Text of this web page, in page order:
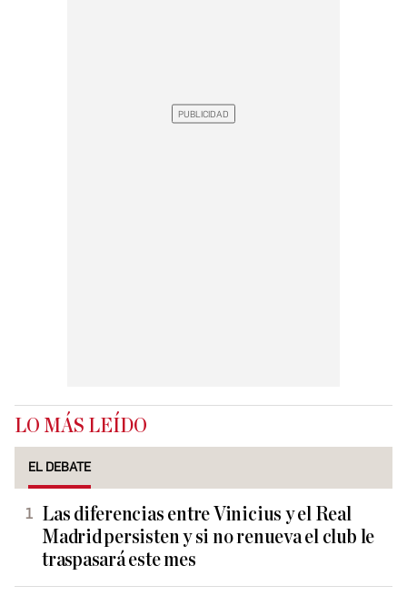
LO MÁS LEÍDO
EL DEBATE
Las diferencias entre Vinicius y el Real
Madrid persisten y si no renueva el club le
traspasará este mes